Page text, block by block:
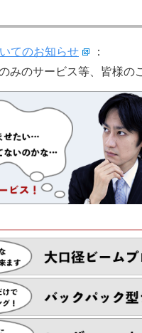
てのお知らせ
：
みのサービス等、皆様の